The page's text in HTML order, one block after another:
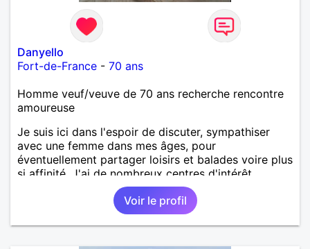
Danyello
Fort-de-France - 70 ans
Homme veuf/veuve de 70 ans recherche rencontre
amoureuse
Je suis ici dans l'espoir de discuter, sympathiser
avec une femme dans mes âges, pour
éventuellement partager loisirs et balades voire plus
si affinité. J'ai de nombreux centres d'intérêt
comme la musique, balades, pêche, gastronomie,...
Voir le profil